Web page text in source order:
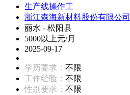
生产线操作工
浙江森海新材料股份有限公司
丽水 - 松阳县
5000以上元/月
2025-09-17
学历要求： 不限
工作经验： 不限
性别要求： 不限